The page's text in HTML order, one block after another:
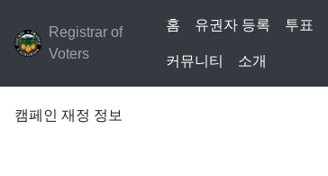
Registrar of
Voters
홈 유권자 등록 투표
커뮤니티 소개
캠페인 재정 정보